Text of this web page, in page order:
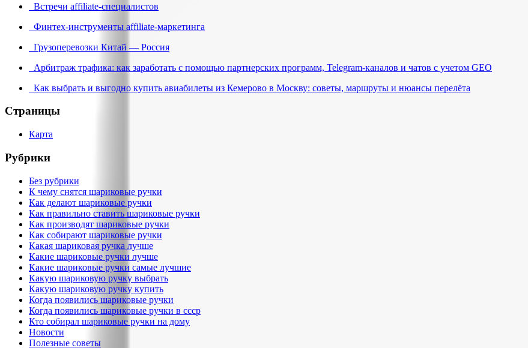
Встречи affiliate-специалистов
Финтех-инструменты affiliate-маркетинга
Грузоперевозки Китай — Россия
Арбитраж трафика: как заработать с помощью партнерских программ, Telegram-каналов и чатов с учетом GEO
Как выбрать и выгодно купить авиабилеты из Кемерово в Москву: советы, маршруты и нюансы перелёта
Страницы
Карта
Рубрики
Без рубрики
К чему снятся шариковые ручки
Как делают шариковые ручки
Как правильно ставить шариковые ручки
Как производят шариковые ручки
Как собирают шариковые ручки
Какая шариковая ручка лучше
Какие шариковые ручки лучше
Какие шариковые ручки самые лучшие
Какую шариковую ручку выбрать
Какую шариковую ручку купить
Когда появились шариковые ручки
Когда появились шариковые ручки в ссср
Кто собирал шариковые ручки на дому
Новости
Полезные советы